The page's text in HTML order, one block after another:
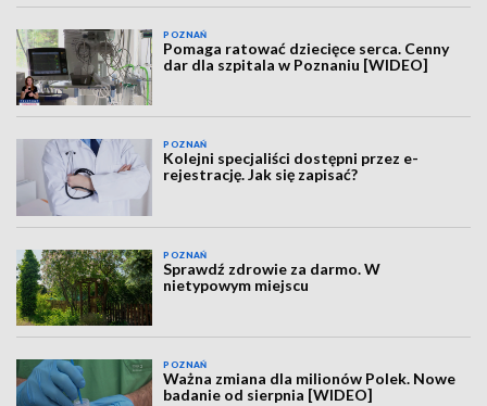
POZNAŃ
Pomaga ratować dziecięce serca. Cenny
dar dla szpitala w Poznaniu [WIDEO]
POZNAŃ
Kolejni specjaliści dostępni przez e-
rejestrację. Jak się zapisać?
POZNAŃ
Sprawdź zdrowie za darmo. W
nietypowym miejscu
POZNAŃ
Ważna zmiana dla milionów Polek. Nowe
badanie od sierpnia [WIDEO]